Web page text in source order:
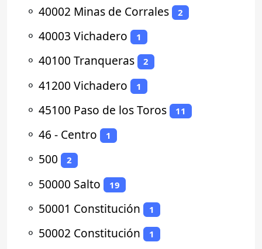
⚬ 40002 Minas de Corrales 2
⚬ 40003 Vichadero 1
⚬ 40100 Tranqueras 2
⚬ 41200 Vichadero 1
⚬ 45100 Paso de los Toros 11
⚬ 46 - Centro 1
⚬ 500 2
⚬ 50000 Salto 19
⚬ 50001 Constitución 1
⚬ 50002 Constitución 1